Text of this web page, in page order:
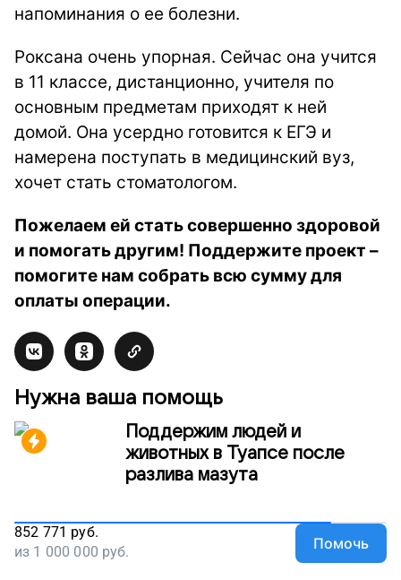
напоминания о ее болезни.
Роксана очень упорная. Сейчас она учится
в 11 классе, дистанционно, учителя по
основным предметам приходят к ней
домой. Она усердно готовится к ЕГЭ и
намерена поступать в медицинский вуз,
хочет стать стоматологом.
Пожелаем ей стать совершенно здоровой
и помогать другим! Поддержите проект –
помогите нам собрать всю сумму для
оплаты операции.
Нужна ваша помощь
Поддержим людей и
животных в Туапсе после
разлива мазута
852 771 руб.
из 1 000 000 руб. Помочь